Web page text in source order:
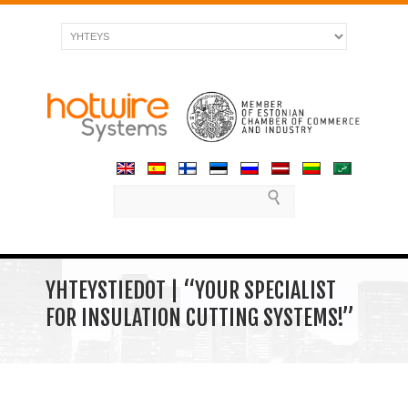
YHTEYSTIEDOT | “YOUR SPECIALIST
FOR INSULATION CUTTING SYSTEMS!”